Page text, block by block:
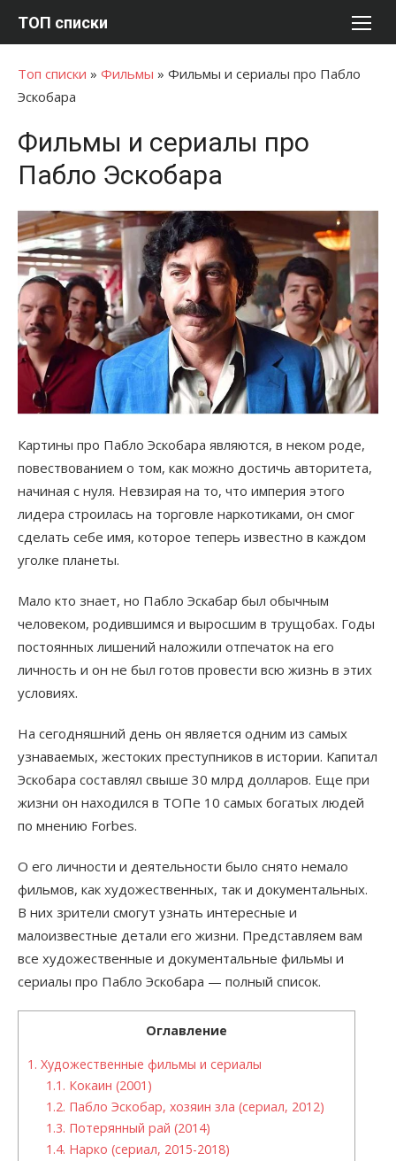
ТОП списки
Топ списки » Фильмы » Фильмы и сериалы про Пабло
Эскобара
Фильмы и сериалы про
Пабло Эскобара
Картины про Пабло Эскобара являются, в неком роде,
повествованием о том, как можно достичь авторитета,
начиная с нуля. Невзирая на то, что империя этого
лидера строилась на торговле наркотиками, он смог
сделать себе имя, которое теперь известно в каждом
уголке планеты.
Мало кто знает, но Пабло Эскабар был обычным
человеком, родившимся и выросшим в трущобах. Годы
постоянных лишений наложили отпечаток на его
личность и он не был готов провести всю жизнь в этих
условиях.
На сегодняшний день он является одним из самых
узнаваемых, жестоких преступников в истории. Капитал
Эскобара составлял свыше 30 млрд долларов. Еще при
жизни он находился в ТОПе 10 самых богатых людей
по мнению Forbes.
О его личности и деятельности было снято немало
фильмов, как художественных, так и документальных.
В них зрители смогут узнать интересные и
малоизвестные детали его жизни. Представляем вам
все художественные и документальные фильмы и
сериалы про Пабло Эскобара — полный список.
Оглавление
1. Художественные фильмы и сериалы
1.1. Кокаин (2001)
1.2. Пабло Эскобар, хозяин зла (сериал, 2012)
1.3. Потерянный рай (2014)
1.4. Нарко (сериал, 2015-2018)